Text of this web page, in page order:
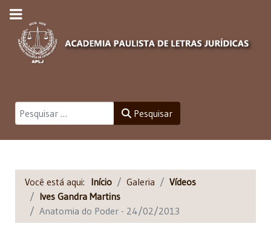
Pesquisar Pesquisar
Você está aqui: Início Galeria
Vídeos
Ives Gandra Martins
Anatomia do Poder - 24/02/2013